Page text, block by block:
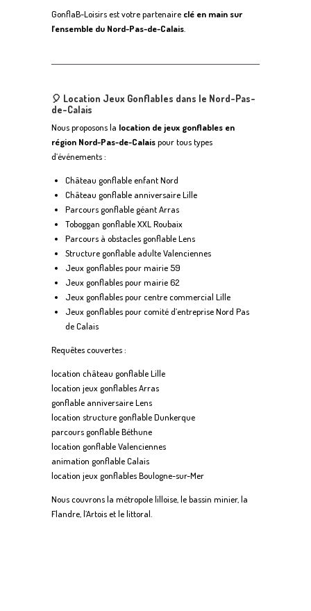
GonflaB-Loisirs est votre partenaire clé en main sur
l’ensemble du Nord-Pas-de-Calais
🎈 Location Jeux Gonflables dans le Nord-Pas-
de-Calais
Nous proposons la location de jeux gonflables en
région Nord-Pas-de-Calaispour tous types
d’événements :
Château gonflable enfant Nord
Château gonflable anniversaire Lille
Parcours gonflable géant Arras
Toboggan gonflable XXL Roubaix
Parcours à obstacles gonflable Lens
Structure gonflable adulte Valenciennes
Jeux gonflables pour mairie 59
Jeux gonflables pour mairie 62
Jeux gonflables pour centre commercial Lille
Jeux gonflables pour comité d’entreprise Nord Pas
de Calais
Requêtes couvertes :
location château gonflable Lille
location jeux gonflables Arras
gonflable anniversaire Lens
location structure gonflable Dunkerque
parcours gonflable Béthune
location gonflable Valenciennes
animation gonflable Calais
location jeux gonflables Boulogne-sur-Mer
Nous couvrons la métropole lilloise, le bassin minier, la
Flandre, l’Artois et le littoral.